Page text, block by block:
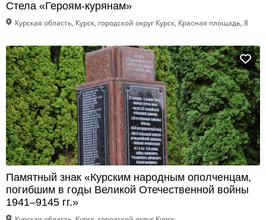
Стела «Героям-курянам»
Курская область, Курск, городской округ Курск, Красная площадь, 8
Памятный знак «Курским народным ополченцам,
погибшим в годы Великой Отечественной войны
1941–9145 гг.»